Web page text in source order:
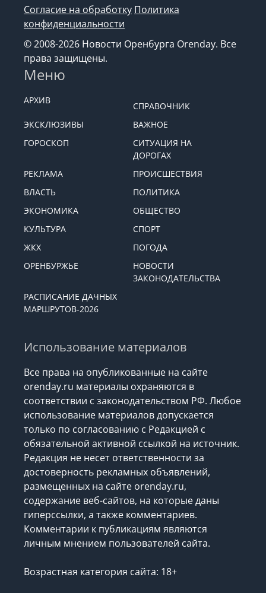
Согласие на обработку Политика
конфиденциальности
© 2008-2026 Новости Оренбурга Orenday. Все
права защищены.
Меню
АРХИВ
СПРАВОЧНИК
ЭКСКЛЮЗИВЫ
ВАЖНОЕ
ГОРОСКОП
СИТУАЦИЯ НА
ДОРОГАХ
РЕКЛАМА
ПРОИСШЕСТВИЯ
ВЛАСТЬ
ПОЛИТИКА
ЭКОНОМИКА
ОБЩЕСТВО
КУЛЬТУРА
СПОРТ
ЖКХ
ПОГОДА
ОРЕНБУРЖЬЕ
НОВОСТИ
ЗАКОНОДАТЕЛЬСТВА
РАСПИСАНИЕ ДАЧНЫХ
МАРШРУТОВ-2026
Использование материалов
Все права на опубликованные на сайте
orenday.ru материалы охраняются в
соответствии с законодательством РФ. Любое
использование материалов допускается
только по согласованию с Редакцией с
обязательной активной ссылкой на источник.
Редакция не несет ответственности за
достоверность рекламных объявлений,
размещенных на сайте orenday.ru,
содержание веб-сайтов, на которые даны
гиперссылки, а также комментариев.
Комментарии к публикациям являются
личным мнением пользователей сайта.
Возрастная категория сайта: 18+